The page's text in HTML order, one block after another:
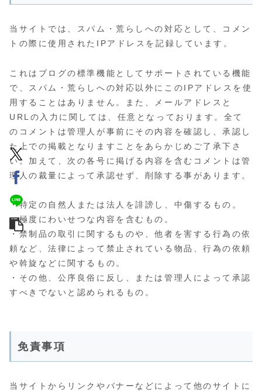
当サイトでは、スパム・荒らしへの対応として、コメン
トの際に使用されたIPアドレスを記録しています。
これはブログの標準機能としてサポートされている機能
で、スパム・荒らしへの対応以外にこのIPアドレスを使
用することはありません。また、メールアドレスと
URLの入力に関しては、任意となっております。全て
のコメントは管理人が事前にその内容を確認し、承認し
た上での掲載となりますことをあらかじめご了承下さ
い。加えて、次の各号に掲げる内容を含むコメントは管
理人の裁量によって承認せず、削除する事があります。
・特定の自然人または法人を誹謗し、中傷するもの。
・極度にわいせつな内容を含むもの。
・禁制品の取引に関するものや、他者を害する行為の依
頼など、法律によって禁止されている物品、行為の依頼
や斡旋などに関するもの。
・その他、公序良俗に反し、または管理人によって承認
すべきでないと認められるもの。
免責事項
当サイトからリンクやバナーなどによって他のサイトに